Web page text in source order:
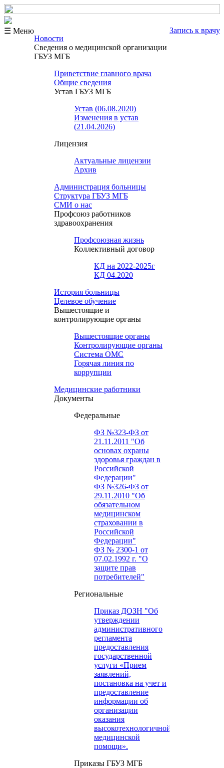
☰ Меню
Запись к врачу
Новости
Сведения о медицинской организации
ГБУЗ МГБ
Приветствие главного врача
Общие сведения
Устав ГБУЗ МГБ
Устав (06.08.2020)
Изменения в устав
(21.04.2026)
Лицензия
Актуальные лицензии
Архив
Администрация больницы
Структура ГБУЗ МГБ
СМИ о нас
Профсоюз работников
здравоохранения
Профсоюзная жизнь
Коллективный договор
КД на 2022-2025г
КД 04.2020
История больницы
Целевое обучение
Вышестоящие и
контролирующие органы
Вышестоящие органы
Контролирующие органы
Система ОМС
Горячая линия по
коррупции
Медицинские работники
Документы
Федеральные
ФЗ №323-ФЗ от
21.11.2011 "Об
основах охраны
здоровья граждан в
Российской
Федерации"
ФЗ №326-ФЗ от
29.11.2010 "Об
обязательном
медицинском
страховании в
Российской
Федерации"
ФЗ № 2300-1 от
07.02.1992 г. "О
защите прав
потребителей"
Региональные
Приказ ДОЗН "Об
утверждении
административного
регламента
предоставления
государственной
услуги «Прием
заявлений,
постановка на учет и
предоставление
информации об
организации
оказания
высокотехнологичной
медицинской
помощи».
Приказы ГБУЗ МГБ